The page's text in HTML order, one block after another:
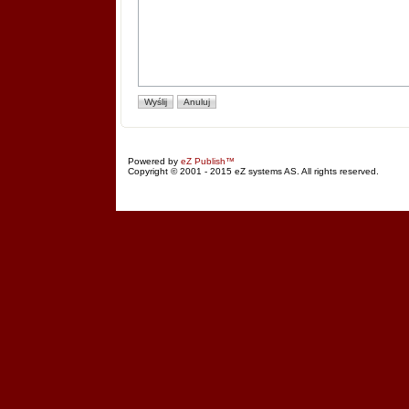
Powered by eZ Publish™
Copyright © 2001 - 2015 eZ systems AS. All rights reserved.